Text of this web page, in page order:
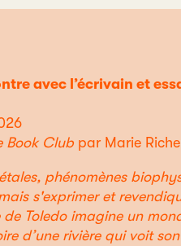
avec l’écrivain et
Book Club par Marie
phénomènes
s'exprimer et
Toledo imagine un
d’une rivière qui voit